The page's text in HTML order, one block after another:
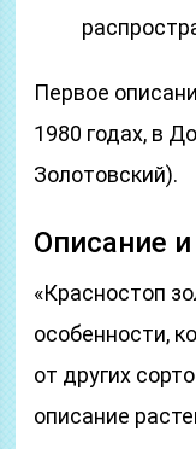
Первое
1980 годах, в
Золотовский).
Описание
«Красностоп
особенности,
от других
описание